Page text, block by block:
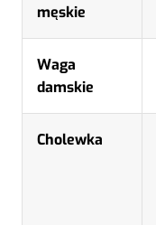
męskie
Waga
damskie
Cholewka